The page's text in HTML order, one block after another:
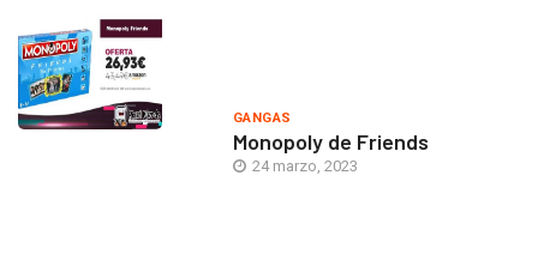
GANGAS
Monopoly de Friends
24 marzo, 2023